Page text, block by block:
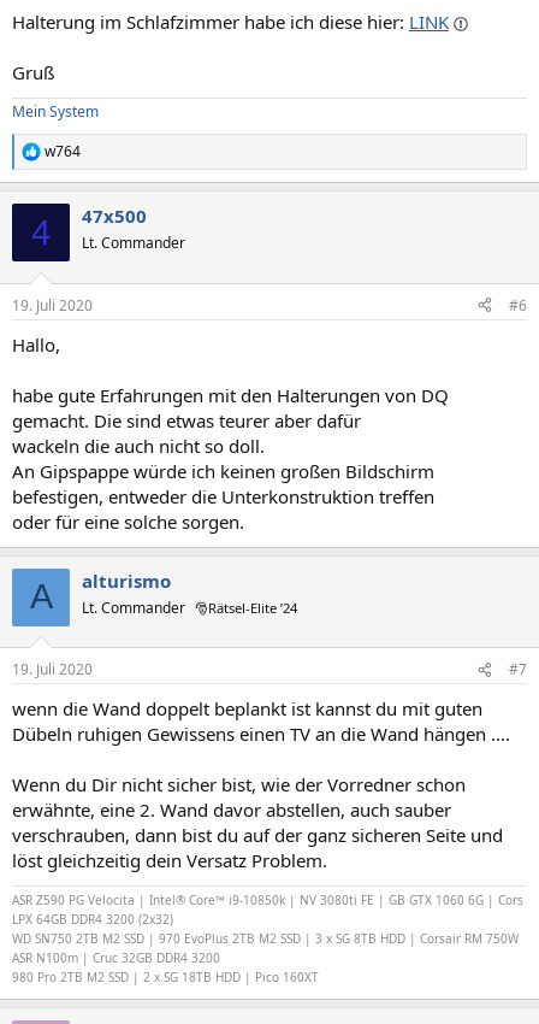
Halterung im Schlafzimmer habe ich diese hier: LINK
Gruß
Mein System
R
e
e
:
w764
4 47x500
Lt. Commander
19. Juli 2020 #6
Hallo,
habe gute Erfahrungen mit den Halterungen von DQ
gemacht. Die sind etwas teurer aber dafür
wackeln die auch nicht so doll.
An Gipspappe würde ich keinen großen Bildschirm
befestigen, entweder die Unterkonstruktion treffen
oder für eine solche sorgen.
A alturismo
Lt. Commander 🎅Rätsel-Elite ’24
19. Juli 2020 #7
wenn die Wand doppelt beplankt ist kannst du mit guten
Dübeln ruhigen Gewissens einen TV an die Wand hängen ....
Wenn du Dir nicht sicher bist, wie der Vorredner schon
erwähnte, eine 2. Wand davor abstellen, auch sauber
verschrauben, dann bist du auf der ganz sicheren Seite und
löst gleichzeitig dein Versatz Problem.
ASR Z590 PG Velocita | Intel® Core™ i9-10850k | NV 3080ti FE | GB GTX 1060 6G | Cors
LPX 64GB DDR4 3200 (2x32)
WD SN750 2TB M2 SSD | 970 EvoPlus 2TB M2 SSD | 3 x SG 8TB HDD | Corsair RM 750W
ASR N100m | Cruc 32GB DDR4 3200
980 Pro 2TB M2 SSD | 2 x SG 18TB HDD | Pico 160XT